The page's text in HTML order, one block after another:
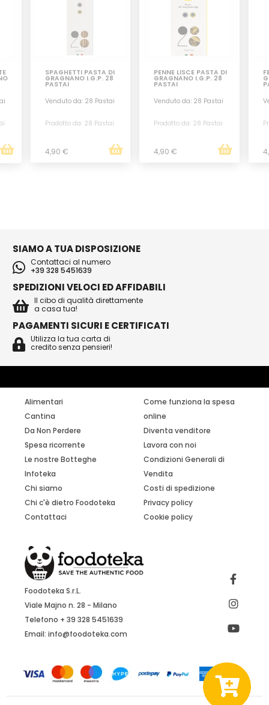
SPAGHETTI PASTA DI
GRAGNANO I.G.P. 28
PASTAI
Venduto da: 28 Pastai
Prodotto da: 28 Pastai
4,90 €
PENNE LISCE PASTA DI
GRAGNANO I.G.P. 28
PASTAI
Venduto da: 28 Pastai
Prodotto da: 28 Pastai
4,90 €
SIAMO A TUA DISPOSIZIONE
Contattaci al numero
+39 328 5451639
SPEDIZIONI VELOCI ED AFFIDABILI
Il cibo di qualità direttamente
a casa tua!
PAGAMENTI SICURI E CERTIFICATI
Utilizza la tua carta di
credito senza pensieri!
Alimentari
Cantina
Da Non Perdere
Spesa ricorrente
Le nostre Botteghe
Infoteka
Chi siamo
Chi c'è dietro Foodoteka
Contattaci
Come funziona la spesa
online
Diventa venditore
Lavora con noi
Condizioni Generali di
Vendita
Costi di spedizione
Privacy policy
Cookie policy
Foodoteka S.r.L.
Viale Majno n. 28 - Milano
Telefono + 39 328 5451639
Email:info@foodoteka.com